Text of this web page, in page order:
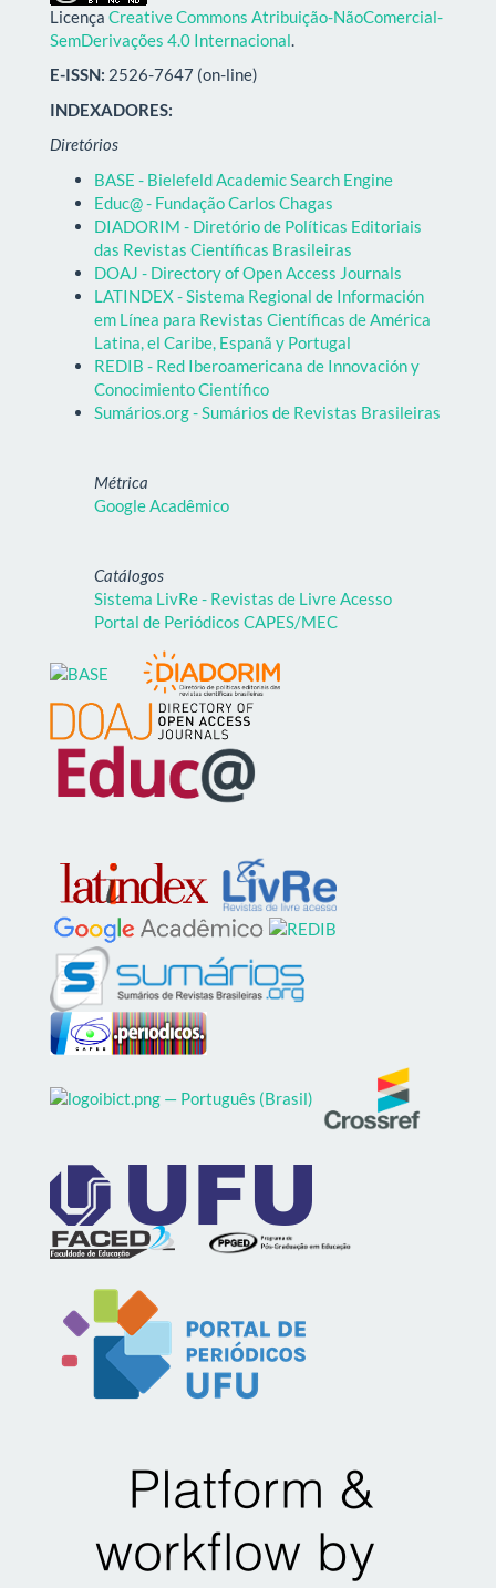
Licença Creative Commons Atribuição-NãoComercial-
SemDerivações 4.0 Internacional.
E-ISSN: 2526-7647 (on-line)
INDEXADORES:
Diretórios
BASE - Bielefeld Academic Search Engine
Educ@ - Fundação Carlos Chagas
DIADORIM - Diretório de Políticas Editoriais
das Revistas Científicas Brasileiras
DOAJ - Directory of Open Access Journals
LATINDEX - Sistema Regional de Información
em Línea para Revistas Científicas de América
Latina, el Caribe, Espanã y Portugal
REDIB - Red Iberoamericana de Innovación y
Conocimiento Científico
Sumários.org - Sumários de Revistas Brasileiras
Métrica
Google Acadêmico
Catálogos
Sistema LivRe - Revistas de Livre Acesso
Portal de Periódicos CAPES/MEC